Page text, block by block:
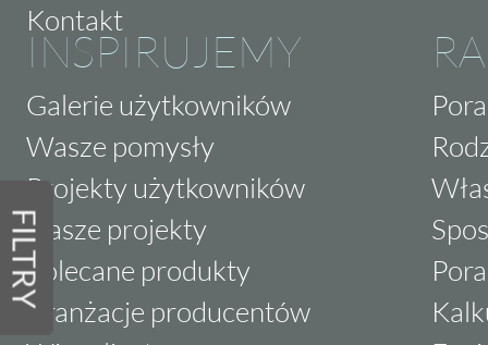
FILTRY
Kontakt
INSPIRUJEMY
Galerie użytkowników
Wasze pomysły
Projekty użytkowników
Nasze projekty
Polecane produkty
Aranżacje producentów